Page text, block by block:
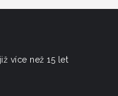
více než 15 let